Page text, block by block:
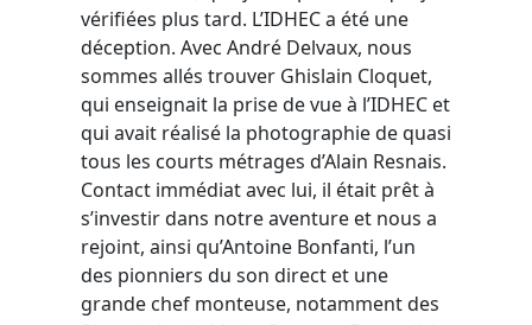
vérifiées plus tard. L’IDHEC a été une
déception. Avec André Delvaux, nous
sommes allés trouver Ghislain Cloquet,
qui enseignait la prise de vue à l’IDHEC et
qui avait réalisé la photographie de quasi
tous les courts métrages d’Alain Resnais.
Contact immédiat avec lui, il était prêt à
s’investir dans notre aventure et nous a
rejoint, ainsi qu’Antoine Bonfanti, l’un
des pionniers du son direct et une
grande chef monteuse, notamment des